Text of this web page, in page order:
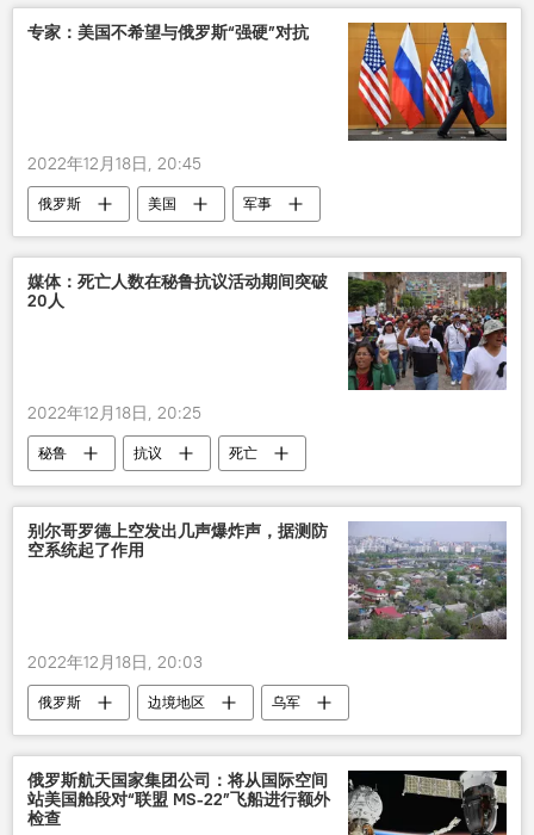
专家：美国不希望与俄罗斯“强硬”对抗
2022年12月18日, 20:45
俄罗斯 美国 军事
媒体：死亡人数在秘鲁抗议活动期间突破
20人
2022年12月18日, 20:25
秘鲁 抗议 死亡
别尔哥罗德上空发出几声爆炸声，据测防
空系统起了作用
2022年12月18日, 20:03
俄罗斯 边境地区
乌军
袭击
爆炸 防空系统
俄罗斯航天国家集团公司：将从国际空间
站美国舱段对“联盟 MS-22”飞船进行额外
检查